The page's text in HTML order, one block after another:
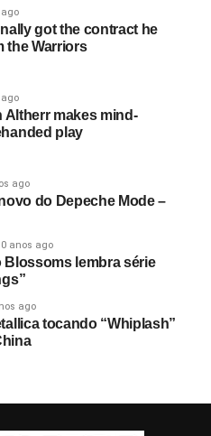
got the contract he
the Warriors
Altherr makes mind-
play
ago
do Depeche Mode –
anos ago
Blossoms lembra série
ago
tocando “Whiplash”